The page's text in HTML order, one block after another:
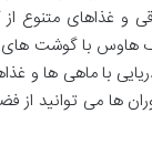
و غذاهای متنوع
هاوس با گوشت
با ماهی ها و
ها می توانید